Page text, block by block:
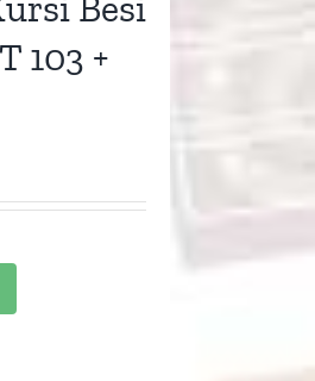
103 +